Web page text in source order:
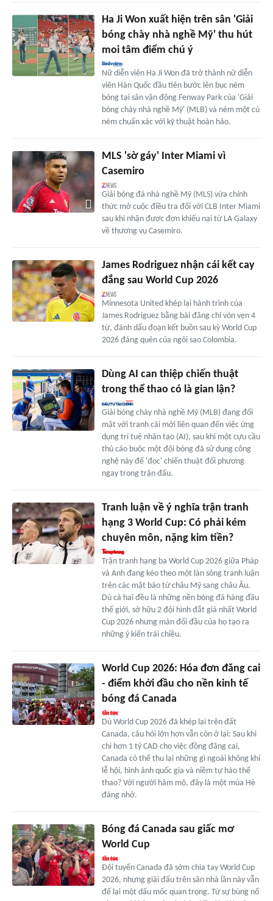
Ha Ji Won xuất hiện trên sân 'Giải
bóng chày nhà nghề Mỹ' thu hút
moi tâm điểm chú ý
Nữ diễn viên Ha Ji Won đã trở thành nữ diễn
viên Hàn Quốc đầu tiên bước lên bục ném
bóng tại sân vận động Fenway Park của 'Giải
bóng chày nhà nghề Mỹ' (MLB) và ném một cú
ném chuẩn xác với kỹ thuật hoàn hảo.
MLS 'sờ gáy' Inter Miami vì
Casemiro
Giải bóng đá nhà nghề Mỹ (MLS) vừa chính
thức mở cuộc điều tra đối với CLB Inter Miami
sau khi nhận được đơn khiếu nại từ LA Galaxy
về thương vụ Casemiro.
James Rodriguez nhận cái kết cay
đắng sau World Cup 2026
Minnesota United khép lại hành trình của
James Rodriguez bằng bài đăng chỉ vỏn vẹn 4
từ, đánh dấu đoạn kết buồn sau kỳ World Cup
2026 đáng quên của ngôi sao Colombia.
Dùng AI can thiệp chiến thuật
trong thể thao có là gian lận?
Giải bóng chày nhà nghề Mỹ (MLB) đang đối
mặt với tranh cãi mới liên quan đến việc ứng
dụng trí tuệ nhân tạo (AI), sau khi một cựu cầu
thủ cáo buộc một đội bóng đã sử dụng công
nghệ này để 'đọc' chiến thuật đối phương
ngay trong trận đấu.
Tranh luận về ý nghĩa trận tranh
hạng 3 World Cup: Có phải kém
chuyên môn, nặng kim tiền?
Trận tranh hạng ba World Cup 2026 giữa Pháp
và Anh đang kéo theo một làn sóng tranh luận
trên các mặt báo từ châu Mỹ sang châu Âu.
Dù cả hai đều là những nền bóng đá hàng đầu
thế giới, sở hữu 2 đội hình đắt giá nhất World
Cup 2026 nhưng màn đối đầu của họ tạo ra
những ý kiến trái chiều.
World Cup 2026: Hóa đơn đăng cai
- điểm khởi đầu cho nền kinh tế
bóng đá Canada
Dù World Cup 2026 đã khép lại trên đất
Canada, câu hỏi lớn hơn vẫn còn ở lại: Sau khi
chi hơn 1 tỷ CAD cho việc đồng đăng cai,
Canada có thể thu lại những gì ngoài không khí
lễ hội, hình ảnh quốc gia và niềm tự hào thể
thao? Với người hâm mộ, đây là một mùa Hè
đáng nhớ.
Bóng đá Canada sau giấc mơ
World Cup
Đội tuyển Canada đã sớm chia tay World Cup
2026, nhưng giải đấu trên sân nhà lần này vẫn
để lại một dấu mốc quan trọng. Từ sự bùng nổ